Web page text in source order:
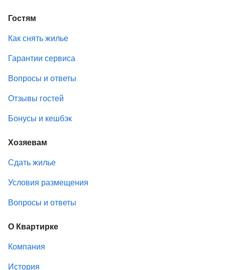
Гостям
Как снять жилье
Гарантии сервиса
Вопросы и ответы
Отзывы гостей
Бонусы и кешбэк
Хозяевам
Сдать жилье
Условия размещения
Вопросы и ответы
О Квартирке
Компания
История